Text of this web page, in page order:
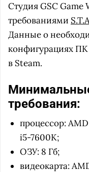
Студия GSC
требованиями
Данные о
конфигурациях ПК
в Steam.
требования:
процессор:
i5-7600K;
ОЗУ: 8 Гб;
видеокарта: